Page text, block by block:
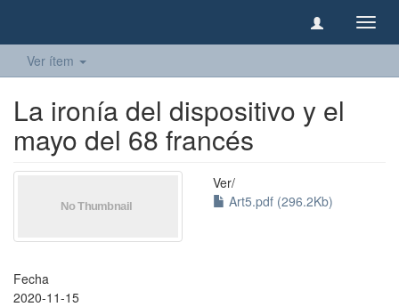
Ver ítem
La ironía del dispositivo y el
mayo del 68 francés
Ver/
Art5.pdf (296.2Kb)
Fecha
2020-11-15